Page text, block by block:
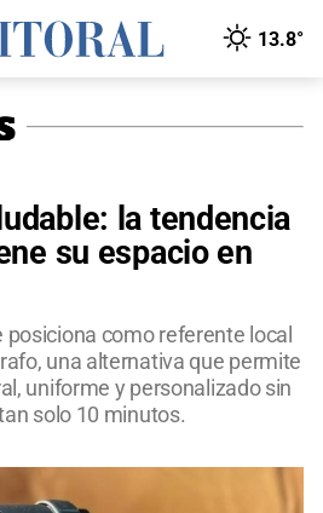
13.8°
la tendencia
su espacio en
posiciona como referente local
una alternativa que permite
uniforme y personalizado sin
solo 10 minutos.